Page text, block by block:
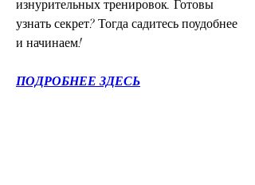
изнурительных тренировок. Готовы
узнать секрет? Тогда садитесь поудобнее
и начинаем!
ПОДРОБНЕЕ ЗДЕСЬ